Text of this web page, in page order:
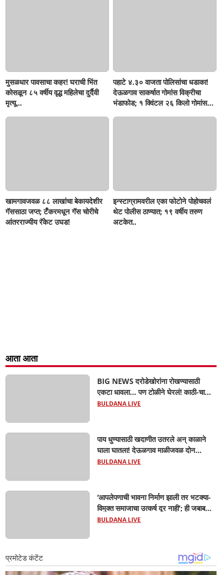
मुसळधार पावसाचा कहर! घराची भिंत
कोसळून ८५ वर्षीय वृद्ध महिलेचा दुर्दैवी
मृत्यू...
पहाटे ४.३० वाजता पोलिसांचा धडाका!
देऊळगाव साकर्षात गोमांस विक्रीचा
भंडाफोड; १ क्विंटल २६ किलो गोमांस
खामगावजवळ ८८ लाखांचा बेकायदेशीर
गॅससाठा जप्त; टँकरमधून गॅस चोरीचे
आंतरराज्यीय रॅकेट उघड!
इन्स्टाग्रामवरील एका फोटोने पोहोचवलं
थेट पोलीस ठाण्यात; १९ वर्षीय तरुण
अटकेत..
आता आता
BIG NEWS दरोडेखोरांना रोखण्यासाठी
एकटा धावला… पण टोळीने घेरलं! काठी-चाकूचे
सपासप वार; ५२ वर्षीय शेतकऱ्याचा दुर्दैवी अंत!
BULDANA LIVE
पाय धुण्यासाठी खदाणीत उतरले अन् काळाने
घाला घातला! देऊळगाव माळीजवळ दोन
चिमुकल्यांचा बुडून दुर्दैवी मृत्यू; कोराडी प्रकल्प
BULDANA LIVE
‘आपलेपणाची भावना निर्माण झाली तर भटक्या-
विमुक्त समाजाचा उत्कर्ष दूर नाही’; ही जबाबदारी
केवळ सरकारची नाही,आपल्या सर्वांची !
BULDANA LIVE